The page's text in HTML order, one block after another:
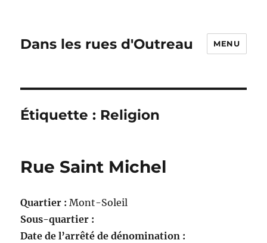
Dans les rues d'Outreau MENU
Étiquette : Religion
Rue Saint Michel
Quartier : Mont-Soleil
Sous-quartier :
Date de l’arrêté de dénomination :